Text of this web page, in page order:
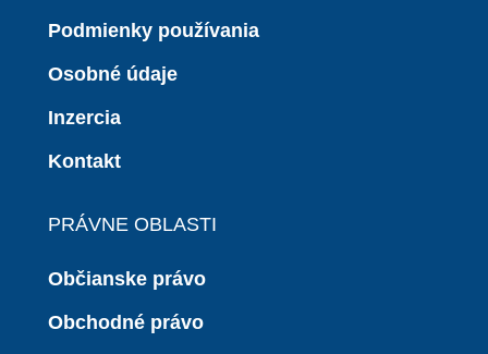
Podmienky používania
Osobné údaje
Inzercia
Kontakt
PRÁVNE OBLASTI
Občianske právo
Obchodné právo